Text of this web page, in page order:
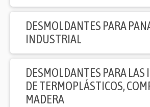
DESMOLDANTES PARA
INDUSTRIAL
DESMOLDANTES PARA LAS
DE TERMOPLÁSTICOS,
MADERA